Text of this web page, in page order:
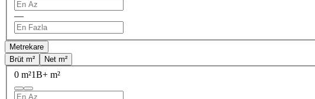
—
Metrekare
Brüt m²
Net m²
0 m²1B+ m²